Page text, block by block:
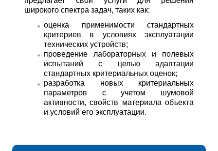
широкого спектра задач, таких как:
оценка применимости стандартных
критериев в условиях эксплуатации
технических устройств;
проведение лабораторных и полевых
испытаний с целью адаптации
стандартных критериальных оценок;
разработка новых критериальных
параметров с учетом шумовой
активности, свойств материала объекта
и условий его эксплуатации.